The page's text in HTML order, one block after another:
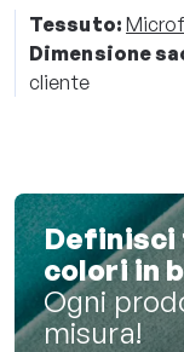
Tessuto:
Dimensione
cliente
Definisci
colori in
Ogni
misura!